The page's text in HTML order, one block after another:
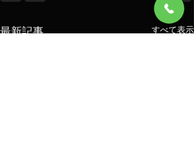
最新記事 すべて表示